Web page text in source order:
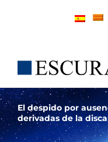
El despido por
derivadas de la